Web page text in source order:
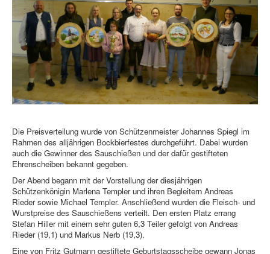
Die Preisverteilung wurde von Schützenmeister Johannes Spiegl im
Rahmen des alljährigen Bockbierfestes durchgeführt. Dabei wurden
auch die Gewinner des Sauschießen und der dafür gestifteten
Ehrenscheiben bekannt gegeben.
Der Abend begann mit der Vorstellung der diesjährigen
Schützenkönigin Marlena Templer und ihren Begleitern Andreas
Rieder sowie Michael Templer. Anschließend wurden die Fleisch- und
Wurstpreise des Sauschießens verteilt. Den ersten Platz errang
Stefan Hiller mit einem sehr guten 6,3 Teiler gefolgt von Andreas
Rieder (19,1) und Markus Nerb (19,3).
Eine von Fritz Gutmann gestiftete Geburtstagsscheibe gewann Jonas